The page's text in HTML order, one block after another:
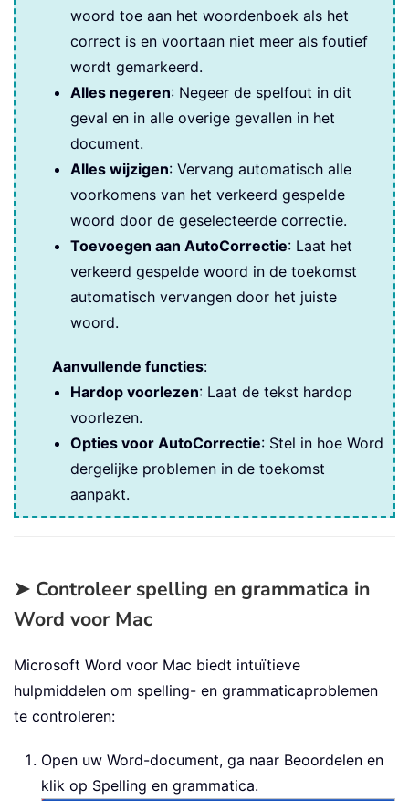
woord toe aan het woordenboek als het
correct is en voortaan niet meer als foutief
wordt gemarkeerd.
Alles negeren: Negeer de spelfout in dit
geval en in alle overige gevallen in het
document.
Alles wijzigen: Vervang automatisch alle
voorkomens van het verkeerd gespelde
woord door de geselecteerde correctie.
Toevoegen aan AutoCorrectie: Laat het
verkeerd gespelde woord in de toekomst
automatisch vervangen door het juiste
woord.
Aanvullende functies:
Hardop voorlezen: Laat de tekst hardop
voorlezen.
Opties voor AutoCorrectie: Stel in hoe Word
dergelijke problemen in de toekomst
aanpakt.
➤ Controleer spelling en grammatica in
Word voor Mac
Microsoft Word voor Mac biedt intuïtieve
hulpmiddelen om spelling- en grammaticaproblemen
te controleren:
Open uw Word-document, ga naar Beoordelen en
klik op Spelling en grammatica.